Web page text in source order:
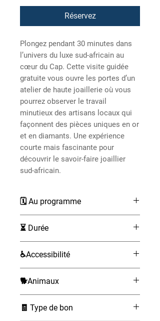
Réservez
Plongez pendant 30 minutes dans
l’univers du luxe sud-africain au
cœur du Cap. Cette visite guidée
gratuite vous ouvre les portes d’un
atelier de haute joaillerie où vous
pourrez observer le travail
minutieux des artisans locaux qui
façonnent des pièces uniques en or
et en diamants. Une expérience
courte mais fascinante pour
découvrir le savoir-faire joaillier
sud-africain.
🗓 Au programme
rue Buitengracht.
Rafraîchissements offerts à
votre arrivée.
Visite guidée de l’atelier de
joaillerie et découverte du
travail des artisans.
Explications sur la fabrication
⏳ Durée
♿Accessibilité
roulants.
🐕Animaux
🧾 Type de bon